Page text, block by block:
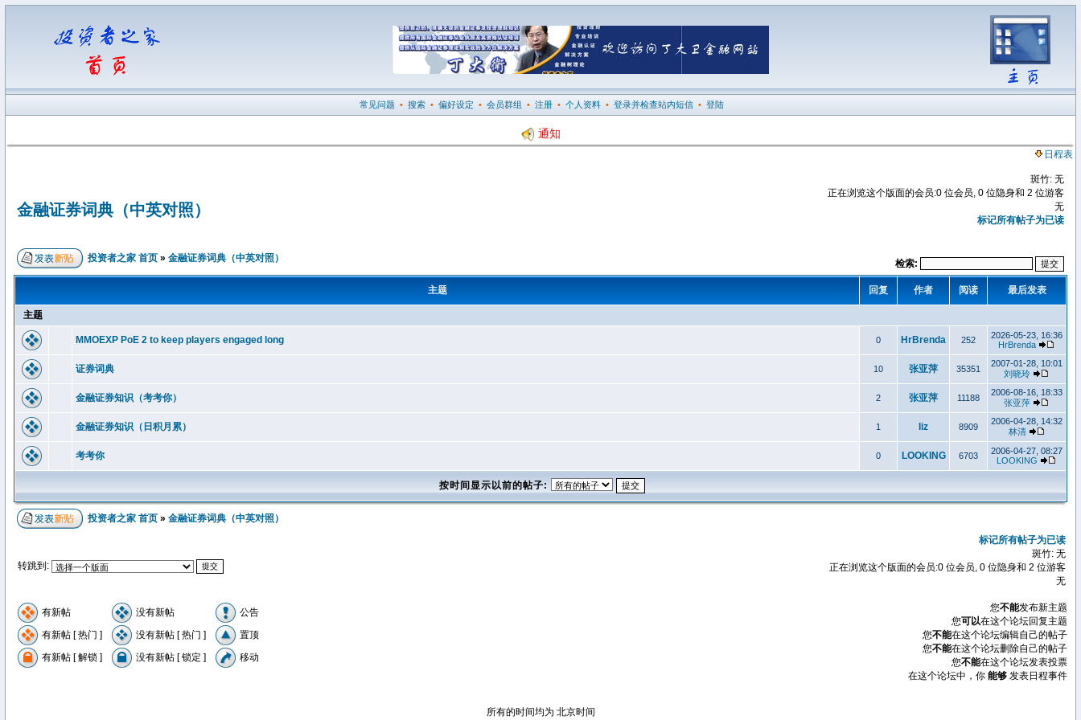
常见问题 • 搜索 • 偏好设定 • 会员群组 • 注册 • 个人资料 • 登录并检查站内短信 • 登陆
通知
日程表
金融证券词典（中英对照）
斑竹: 无
正在浏览这个版面的会员:0 位会员, 0 位隐身和 2 位游客
无
标记所有帖子为已读
投资者之家 首页 » 金融证券词典（中英对照） 检索:
主题 回复 作者 阅读 最后发表
主题
MMOEXP PoE 2 to keep players engaged long 0 HrBrenda 252
2026-05-23, 16:36
HrBrenda
证券词典 10 张亚萍 35351
2007-01-28, 10:01
刘晓玲
金融证券知识（考考你） 2 张亚萍 11188
2006-08-16, 18:33
张亚萍
金融证券知识（日积月累） 1 liz 8909
2006-04-28, 14:32
林清
考考你 0 LOOKING 6703
2006-04-27, 08:27
LOOKING
按时间显示以前的帖子:
投资者之家 首页 » 金融证券词典（中英对照）
转跳到:
标记所有帖子为已读
斑竹: 无
正在浏览这个版面的会员:0 位会员, 0 位隐身和 2 位游客
无
有新帖 没有新帖
公告
有新帖 [ 热门 ]
没有新帖 [ 热门 ]
置顶
有新帖 [ 解锁 ]
没有新帖 [ 锁定 ] 移动
您不能发布新主题
您可以在这个论坛回复主题
您不能在这个论坛编辑自己的帖子
您不能在这个论坛删除自己的帖子
您不能在这个论坛发表投票
在这个论坛中，你 能够 发表日程事件
所有的时间均为 北京时间